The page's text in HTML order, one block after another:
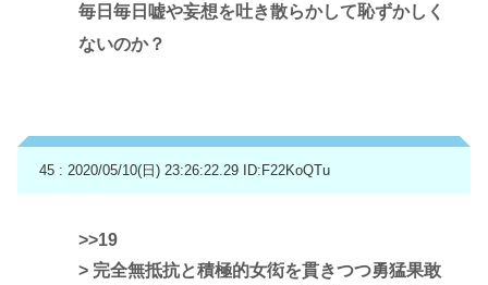
毎日毎日嘘や妄想を吐き散らかして恥ずかしく
ないのか？
45 : 2020/05/10(日) 23:26:22.29 ID:F22KoQTu
>>19
> 完全無抵抗と積極的女衒を貫きつつ勇猛果敢